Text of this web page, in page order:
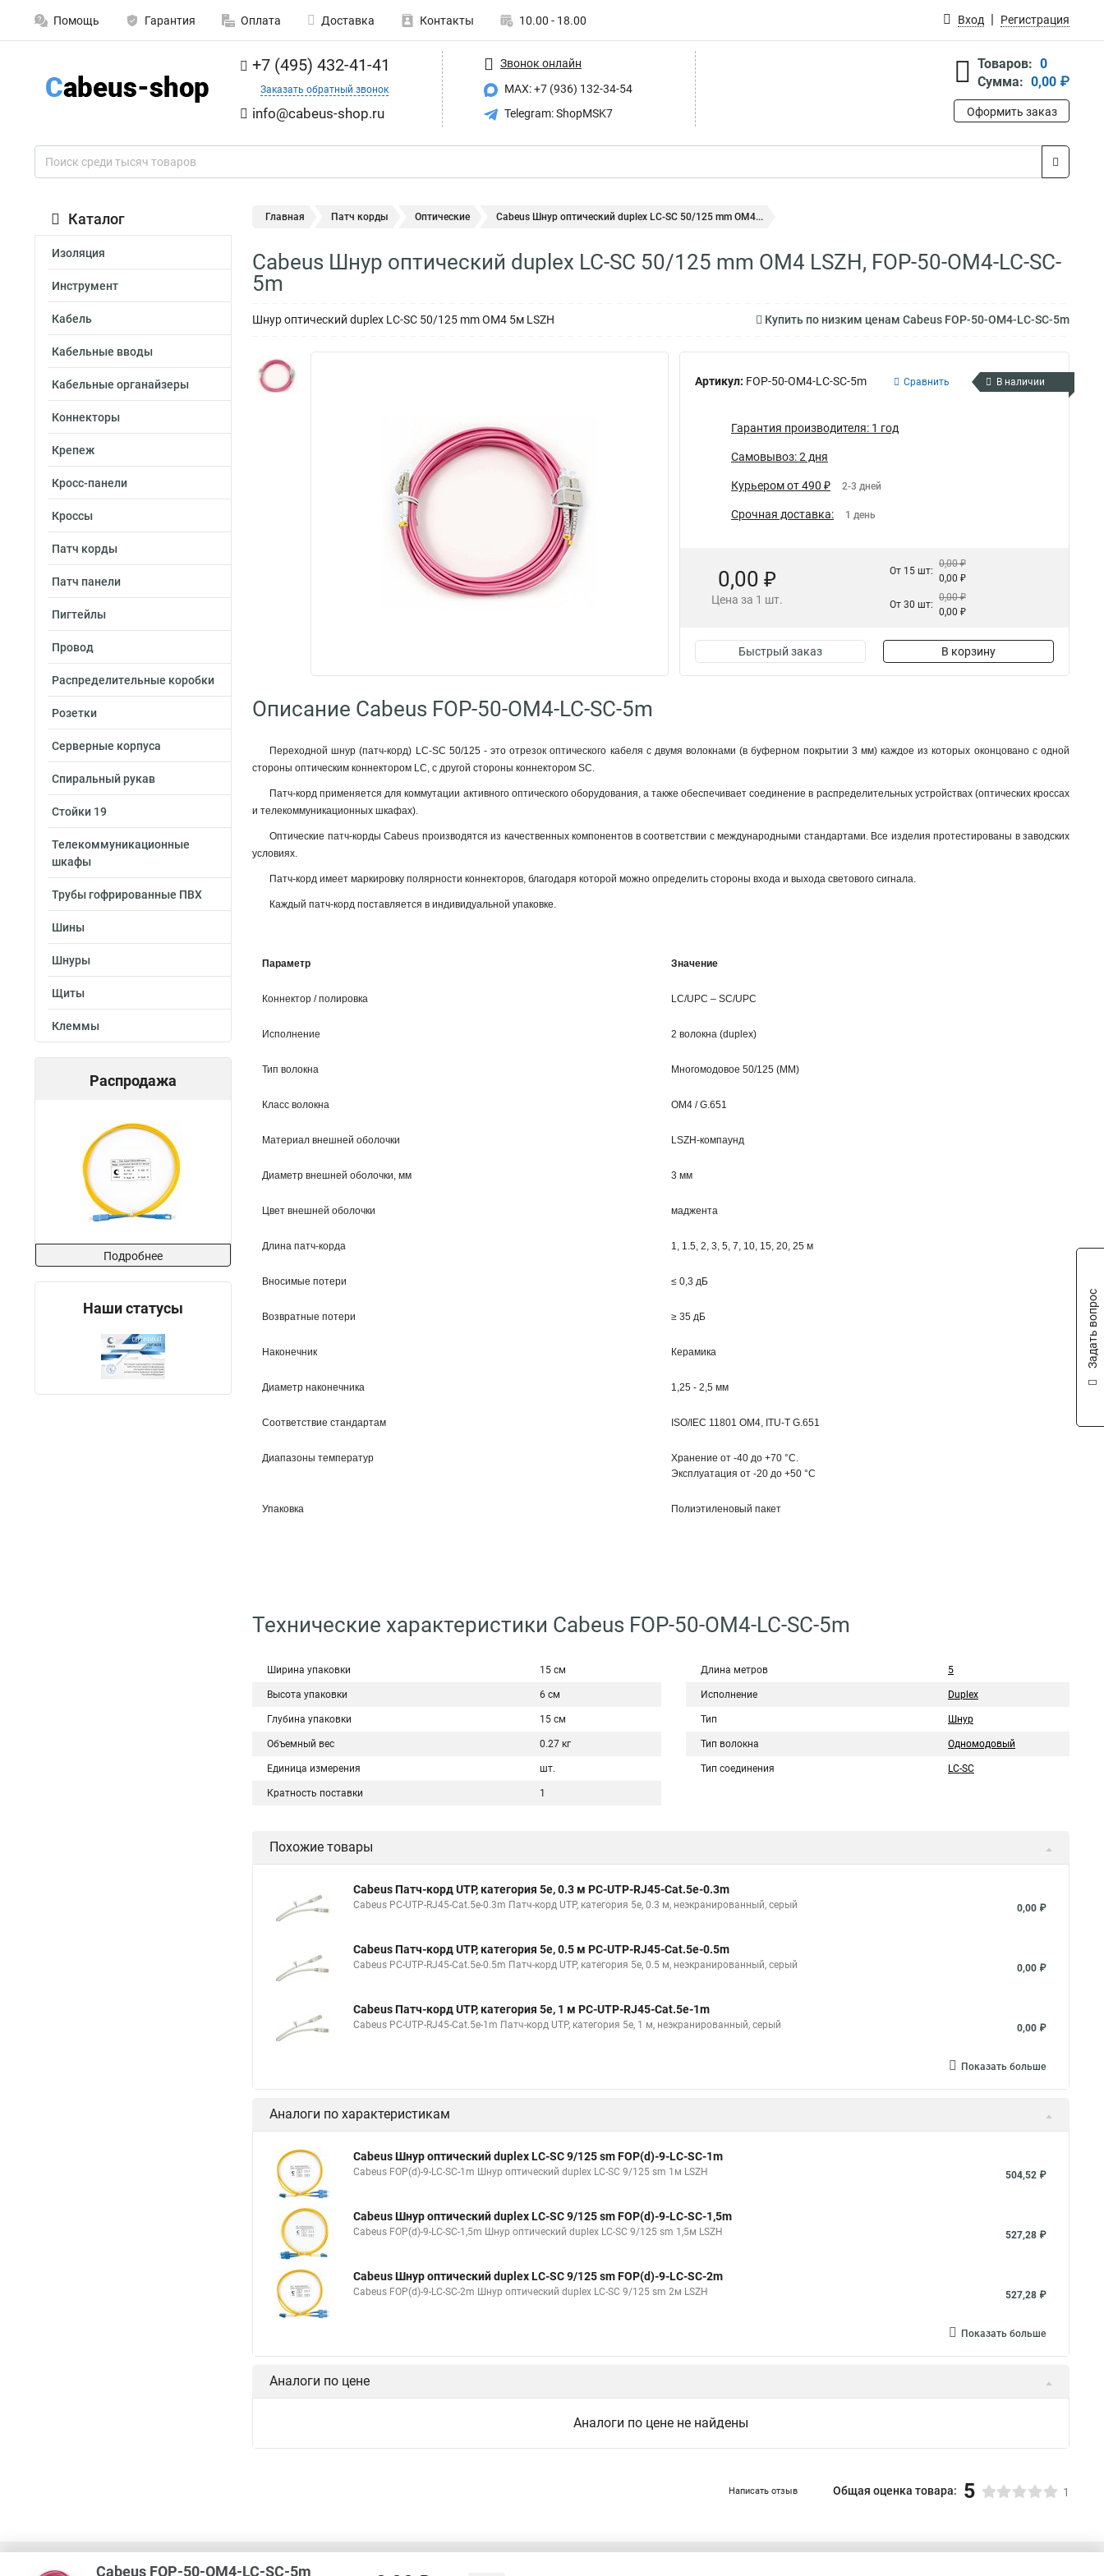
Помощь Гарантия Оплата Доставка Контакты 10.00 - 18.00 Вход Регистрация
+7 (495) 432-41-41
Заказать обратный звонок
info@cabeus-shop.ru
Звонок онлайн
MAX: +7 (936) 132-34-54
Telegram: ShopMSK7
Товаров: 0
Сумма: 0,00 ₽
Оформить заказ
Каталог
Изоляция
Инструмент
Кабель
Кабельные вводы
Кабельные органайзеры
Коннекторы
Крепеж
Кросс-панели
Кроссы
Патч корды
Патч панели
Пигтейлы
Провод
Распределительные коробки
Розетки
Серверные корпуса
Спиральный рукав
Стойки 19
Телекоммуникационные
шкафы
Трубы гофрированные ПВХ
Шины
Шнуры
Щиты
Клеммы
Распродажа
Подробнее
Наши статусы
Главная Патч корды Оптические Cabeus Шнур оптический duplex LC-SC 50/125 mm OM4...
Cabeus Шнур оптический duplex LC-SC 50/125 mm OM4 LSZH, FOP-50-OM4-LC-SC-
5m
Шнур оптический duplex LC-SC 50/125 mm OM4 5м LSZH Купить по низким ценам Cabeus FOP-50-OM4-LC-SC-5m
Артикул: FOP-50-OM4-LC-SC-5m Сравнить В наличии
Гарантия производителя: 1 год
Самовывоз: 2 дня
Курьером от 490 ₽ 2-3 дней
Срочная доставка: 1 день
0,00 ₽
Цена за 1 шт.
От 15 шт:
0,00 ₽
0,00 ₽
От 30 шт:
0,00 ₽
0,00 ₽
Быстрый заказ В корзину
Описание Cabeus FOP-50-OM4-LC-SC-5m
Переходной шнур (патч-корд) LC-SC 50/125 - это отрезок оптического кабеля c двумя волокнами (в буферном покрытии 3 мм) каждое из которых оконцовано с одной
стороны оптическим коннектором LC, с другой стороны коннектором SC.
Патч-корд применяется для коммутации активного оптического оборудования, а также обеспечивает соединение в распределительных устройствах (оптических кроссах
и телекоммуникационных шкафах).
Оптические патч-корды Cabeus производятся из качественных компонентов в соответствии с международными стандартами. Все изделия протестированы в заводских
условиях.
Патч-корд имеет маркировку полярности коннекторов, благодаря которой можно определить стороны входа и выхода светового сигнала.
Каждый патч-корд поставляется в индивидуальной упаковке.
Параметр Значение
Коннектор / полировка LC/UPC – SC/UPC
Исполнение 2 волокна (duplex)
Тип волокна Многомодовое 50/125 (МM)
Класс волокна OМ4 / G.651
Материал внешней оболочки LSZH-компаунд
Диаметр внешней оболочки, мм 3 мм
Цвет внешней оболочки маджента
Длина патч-корда 1, 1.5, 2, 3, 5, 7, 10, 15, 20, 25 м
Вносимые потери ≤ 0,3 дБ
Возвратные потери ≥ 35 дБ
Наконечник Керамика
Диаметр наконечника 1,25 - 2,5 мм
Соответствие стандартам ISO/IEC 11801 OM4, ITU-T G.651
Диапазоны температур
Хранение от -40 до +70 °C.
Эксплуатация от -20 до +50 °C
Упаковка Полиэтиленовый пакет
Технические характеристики Cabeus FOP-50-OM4-LC-SC-5m
Ширина упаковки 15 см
Высота упаковки 6 см
Глубина упаковки 15 см
Объемный вес 0.27 кг
Единица измерения шт.
Кратность поставки 1
Длина метров 5
Исполнение Duplex
Тип Шнур
Тип волокна Одномодовый
Тип соединения LC-SC
Похожие товары
Cabeus Патч-корд UTP, категория 5e, 0.3 м PC-UTP-RJ45-Cat.5e-0.3m
Cabeus PC-UTP-RJ45-Cat.5e-0.3m Патч-корд UTP, категория 5e, 0.3 м, неэкранированный, серый 0,00 ₽
Cabeus Патч-корд UTP, категория 5e, 0.5 м PC-UTP-RJ45-Cat.5e-0.5m
Cabeus PC-UTP-RJ45-Cat.5e-0.5m Патч-корд UTP, категория 5e, 0.5 м, неэкранированный, серый 0,00 ₽
Cabeus Патч-корд UTP, категория 5e, 1 м PC-UTP-RJ45-Cat.5e-1m
Cabeus PC-UTP-RJ45-Cat.5e-1m Патч-корд UTP, категория 5e, 1 м, неэкранированный, серый 0,00 ₽
Показать больше
Аналоги по характеристикам
Cabeus Шнур оптический duplex LC-SC 9/125 sm FOP(d)-9-LC-SC-1m
Cabeus FOP(d)-9-LC-SC-1m Шнур оптический duplex LC-SC 9/125 sm 1м LSZH 504,52 ₽
Cabeus Шнур оптический duplex LC-SC 9/125 sm FOP(d)-9-LC-SC-1,5m
Cabeus FOP(d)-9-LC-SC-1,5m Шнур оптический duplex LC-SC 9/125 sm 1,5м LSZH 527,28 ₽
Cabeus Шнур оптический duplex LC-SC 9/125 sm FOP(d)-9-LC-SC-2m
Cabeus FOP(d)-9-LC-SC-2m Шнур оптический duplex LC-SC 9/125 sm 2м LSZH 527,28 ₽
Показать больше
Аналоги по цене
Аналоги по цене не найдены
Написать отзыв Общая оценка товара: 5 1
Cabeus FOP-50-OM4-LC-SC-5m
Задать вопрос